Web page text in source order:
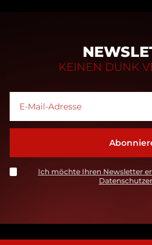
KEINEN DUNK
Ich möchte Ihren Newsletter